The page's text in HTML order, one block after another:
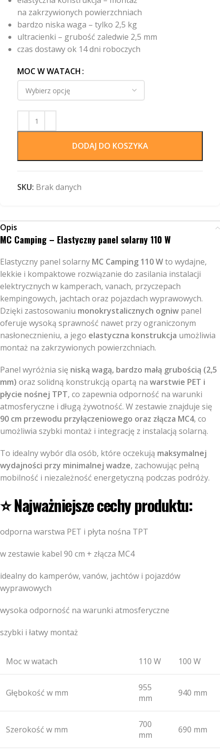
na zakrzywionych powierzchniach
bardzo niska waga – tylko 2,5 kg
ultracienki – grubość zaledwie 2,5 mm
czas dostawy ok 14 dni roboczych
MOC W WATACH
DODAJ DO KOSZYKA
SKU: Brak danych
Opis
MC Camping – Elastyczny panel solarny 110 W
Elastyczny panel solarny MC Camping 110 Wto wydajne,
lekkie i kompaktowe rozwiązanie do zasilania instalacji
elektrycznych w kamperach, vanach, przyczepach
kempingowych, jachtach oraz pojazdach wyprawowych.
Dzięki zastosowaniu monokrystalicznych ogniw panel
oferuje wysoką sprawność nawet przy ograniczonym
nasłonecznieniu, a jego elastyczna konstrukcja umożliwia
montaż na zakrzywionych powierzchniach.
Panel wyróżnia się niską wagą, bardzo małą grubością (2,5
mm) oraz solidną konstrukcją opartą na warstwie PET i
płycie nośnej TPT, co zapewnia odporność na warunki
atmosferyczne i długą żywotność. W zestawie znajduje się
90 cm przewodu przyłączeniowego oraz złącza MC4, co
umożliwia szybki montaż i integrację z instalacją solarną.
To idealny wybór dla osób, które oczekują maksymalnej
wydajności przy minimalnej wadze, zachowując pełną
mobilność i niezależność energetyczną podczas podróży.
⭐ Najważniejsze cechy produktu:
odporna warstwa PET i płyta nośna TPT
w zestawie kabel 90 cm + złącza MC4
idealny do kamperów, vanów, jachtów i pojazdów
wyprawowych
wysoka odporność na warunki atmosferyczne
szybki i łatwy montaż
Moc w watach 110 W 100 W
Głębokość w mm
955
mm
940 mm
Szerokość w mm
700
mm
690 mm